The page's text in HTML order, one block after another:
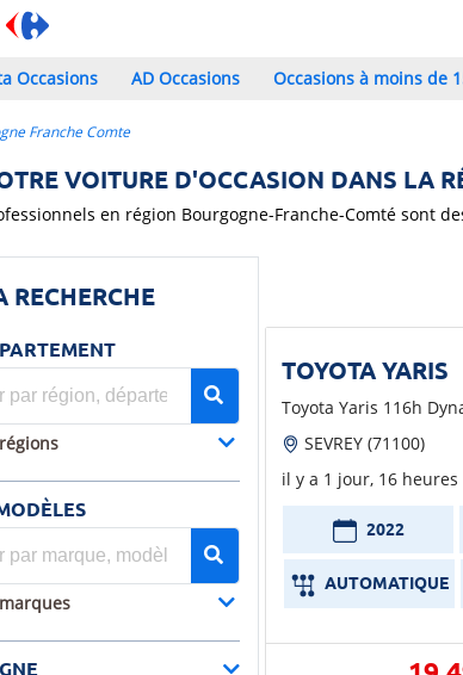
Occasions AD Occasions Occasions à moins de
Franche Comte
VOITURE D'OCCASION DANS LA
en région Bourgogne-Franche-Comté sont
RECHERCHE
TOYOTA YARIS
Toyota Yaris 116h
SEVREY (71100)
il y a 1 jour, 16 heures
2022
AUTOMATIQUE